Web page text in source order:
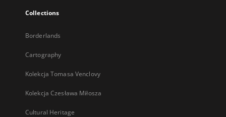
Collections
Borderlands
Cartography
Kolekcja Tomasa Venclovy
Kolekcja Czesława Miłosza
Cultural Heritage